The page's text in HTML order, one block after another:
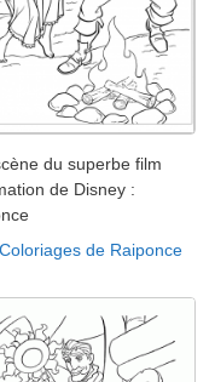
du superbe film
de Disney :
Coloriages de Raiponce